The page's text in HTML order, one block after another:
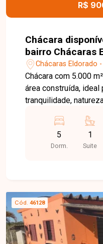
R$
Chácara
bairro Chácaras
Uberlândia-MG
Chácaras Eldorado
Chácara com 5.000
área construída, ideal
tranquilidade,
suíte), sala
americana em
um cômodo extra.
5
Dorm.
1
Suite
Cód. 46128